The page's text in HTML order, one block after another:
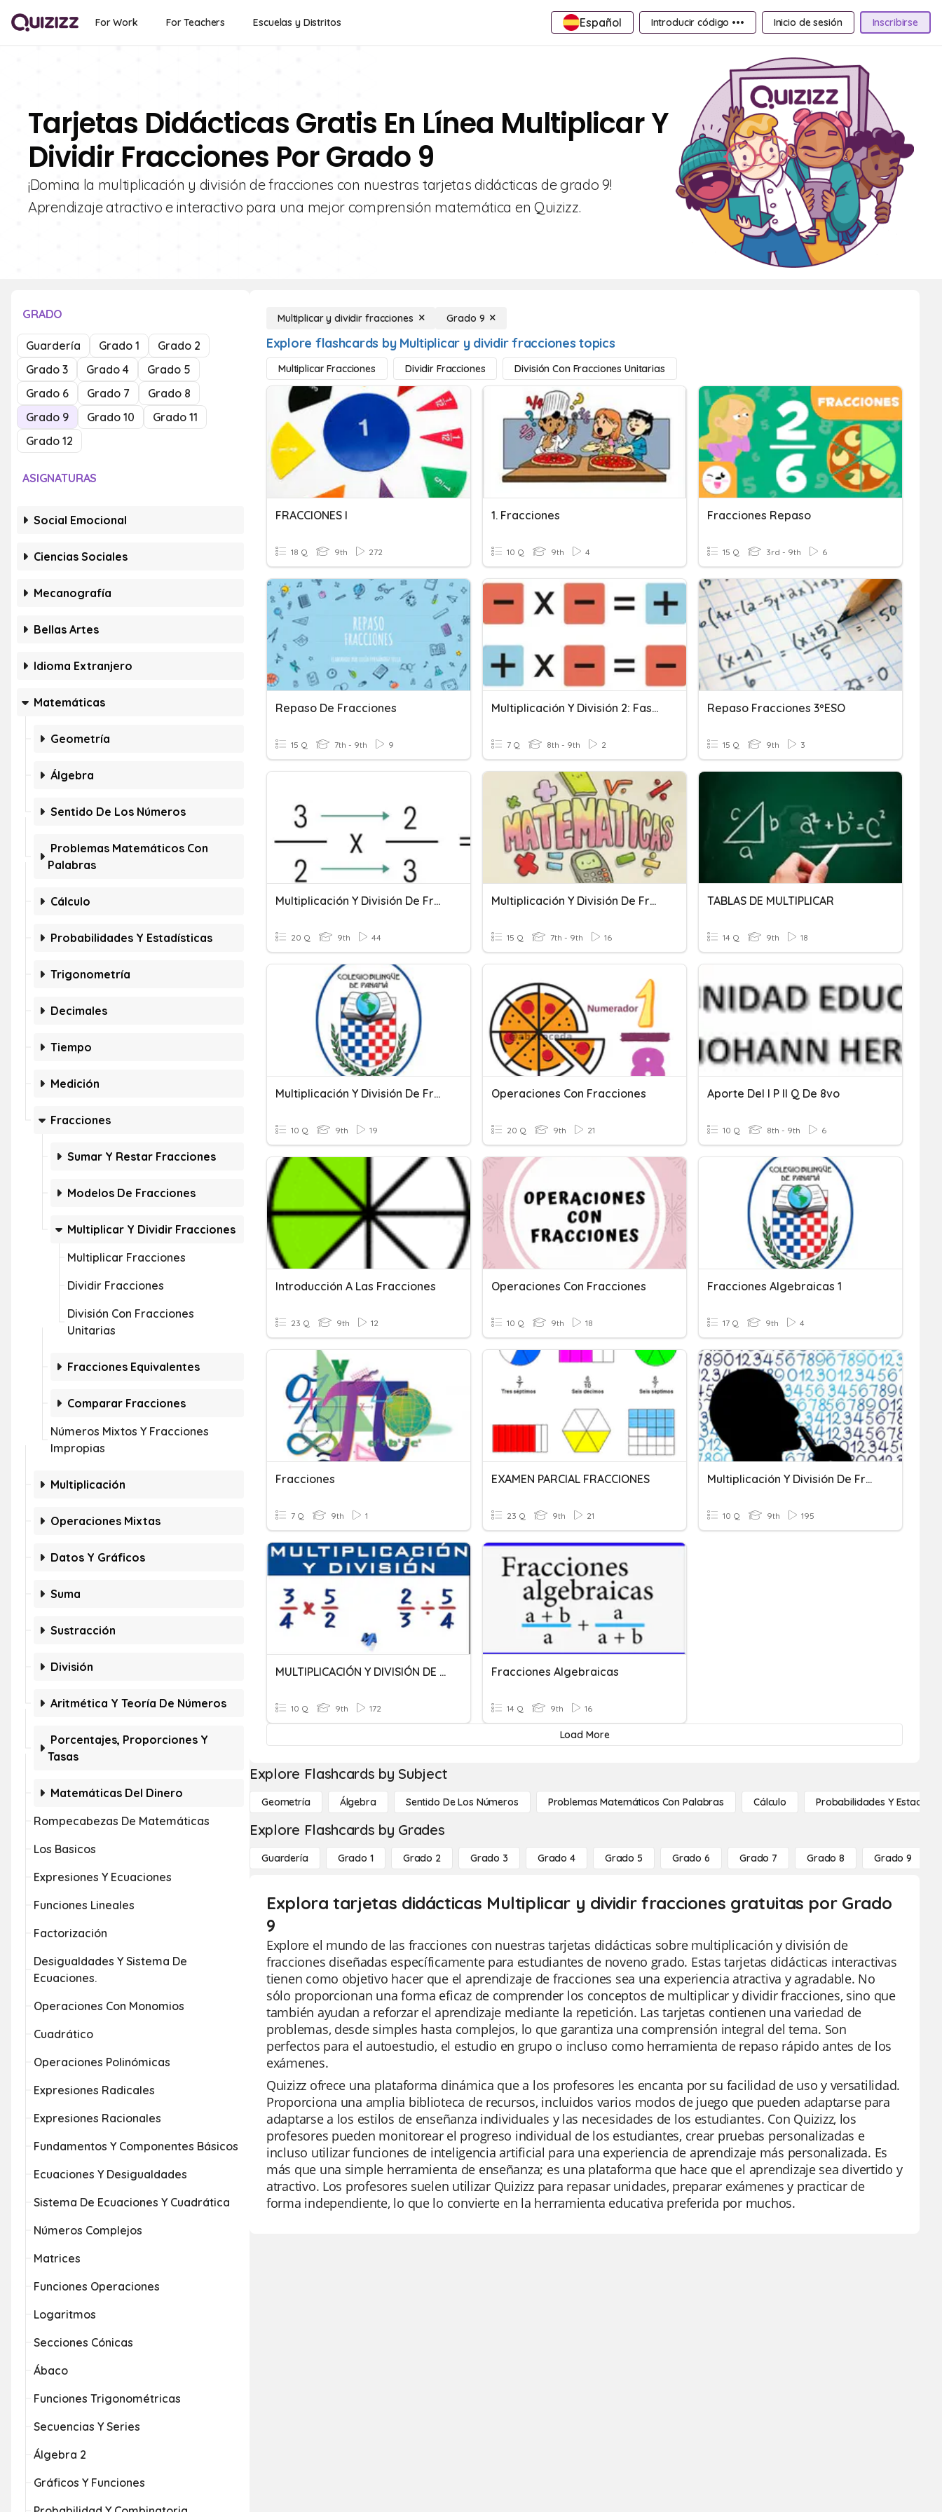
For Work For Teachers Escuelas y Distritos Español Introducir código ••• Inicio de sesión Inscribirse
Tarjetas Didácticas Gratis En Línea Multiplicar Y
Dividir Fracciones Por Grado 9
¡Domina la multiplicación y división de fracciones con nuestras tarjetas didácticas de grado 9!
Aprendizaje atractivo e interactivo para una mejor comprensión matemática en Quizizz.
GRADO
Guardería Grado 1
Grado 2
Grado 3
Grado 4
Grado 5
Grado 6
Grado 7
Grado 8
Grado 9
Grado 10
Grado 11
Grado 12
ASIGNATURAS
Social Emocional
Ciencias Sociales
Mecanografía
Bellas Artes
Idioma Extranjero
Matemáticas
Geometría
Álgebra
Sentido De Los Números
Problemas Matemáticos Con
Palabras
Cálculo
Probabilidades Y Estadísticas
Trigonometría
Decimales
Tiempo
Medición
Fracciones
Sumar Y Restar Fracciones
Modelos De Fracciones
Multiplicar Y Dividir Fracciones
Multiplicar Fracciones
Dividir Fracciones
División Con Fracciones
Unitarias
Fracciones Equivalentes
Comparar Fracciones
Números Mixtos Y Fracciones
Impropias
Multiplicación
Operaciones Mixtas
Datos Y Gráficos
Suma
Sustracción
División
Aritmética Y Teoría De Números
Porcentajes, Proporciones Y
Tasas
Matemáticas Del Dinero
Rompecabezas De Matemáticas
Los Basicos
Expresiones Y Ecuaciones
Funciones Lineales
Factorización
Desigualdades Y Sistema De
Ecuaciones.
Operaciones Con Monomios
Cuadrático
Operaciones Polinómicas
Expresiones Radicales
Expresiones Racionales
Fundamentos Y Componentes Básicos
Ecuaciones Y Desigualdades
Sistema De Ecuaciones Y Cuadrática
Números Complejos
Matrices
Funciones Operaciones
Logaritmos
Secciones Cónicas
Ábaco
Funciones Trigonométricas
Secuencias Y Series
Álgebra 2
Gráficos Y Funciones
Multiplicar y dividir fracciones Grado 9
Explore flashcards by Multiplicar y dividir fracciones topics
Multiplicar Fracciones Dividir Fracciones División Con Fracciones Unitarias
FRACCIONES I
18 Q 9th 272
1. Fracciones
10 Q 9th 4
Fracciones Repaso
15 Q 3rd - 9th 6
Repaso De Fracciones
15 Q 7th - 9th 9
Multiplicación Y División 2: Fase Dos.
7 Q 8th - 9th 2
Repaso Fracciones 3ºESO
15 Q 9th 3
Multiplicación Y División De Fracciones
20 Q 9th 44
Multiplicación Y División De Fraccciones
15 Q 7th - 9th 16
TABLAS DE MULTIPLICAR
14 Q 9th 18
Multiplicación Y División De Fracciones Algebraicas
10 Q 9th 19
Operaciones Con Fracciones
20 Q 9th 21
Aporte Del I P II Q De 8vo
10 Q 8th - 9th 6
Introducción A Las Fracciones
23 Q 9th 12
Operaciones Con Fracciones
10 Q 9th 18
Fracciones Algebraicas 1
17 Q 9th 4
Fracciones
7 Q 9th 1
EXAMEN PARCIAL FRACCIONES
23 Q 9th 21
Multiplicación Y División De Fracciones Algebraicas
10 Q 9th 195
MULTIPLICACIÓN Y DIVISIÓN DE FRACCIONES
10 Q 9th 172
Fracciones Algebraicas
14 Q 9th 16
Load More
Explore Flashcards by Subject
Geometría Álgebra Sentido De Los Números Problemas Matemáticos Con Palabras Cálculo Probabilidades Y
Explore Flashcards by Grades
Guardería Grado 1 Grado 2 Grado 3 Grado 4 Grado 5 Grado 6 Grado 7 Grado 8 Grado 9
Explora tarjetas didácticas Multiplicar y dividir fracciones gratuitas por Grado
9
Explore el mundo de las fracciones con nuestras tarjetas didácticas sobre multiplicación y división de
fracciones diseñadas específicamente para estudiantes de noveno grado. Estas tarjetas didácticas interactivas
tienen como objetivo hacer que el aprendizaje de fracciones sea una experiencia atractiva y agradable. No
sólo proporcionan una forma eficaz de comprender los conceptos de multiplicar y dividir fracciones, sino que
también ayudan a reforzar el aprendizaje mediante la repetición. Las tarjetas contienen una variedad de
problemas, desde simples hasta complejos, lo que garantiza una comprensión integral del tema. Son
perfectos para el autoestudio, el estudio en grupo o incluso como herramienta de repaso rápido antes de los
exámenes.
Quizizz ofrece una plataforma dinámica que a los profesores les encanta por su facilidad de uso y versatilidad.
Proporciona una amplia biblioteca de recursos, incluidos varios modos de juego que pueden adaptarse para
adaptarse a los estilos de enseñanza individuales y las necesidades de los estudiantes. Con Quizizz, los
profesores pueden monitorear el progreso individual de los estudiantes, crear pruebas personalizadas e
incluso utilizar funciones de inteligencia artificial para una experiencia de aprendizaje más personalizada. Es
más que una simple herramienta de enseñanza; es una plataforma que hace que el aprendizaje sea divertido y
atractivo. Los profesores suelen utilizar Quizizz para repasar unidades, preparar exámenes y practicar de
forma independiente, lo que lo convierte en la herramienta educativa preferida por muchos.